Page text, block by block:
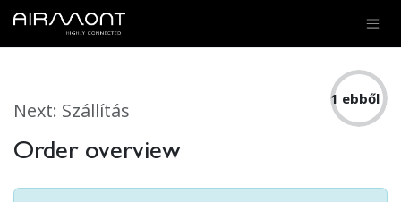
SKIP TO CONTENT
Next: Szállítás
1 ebből
Order overview